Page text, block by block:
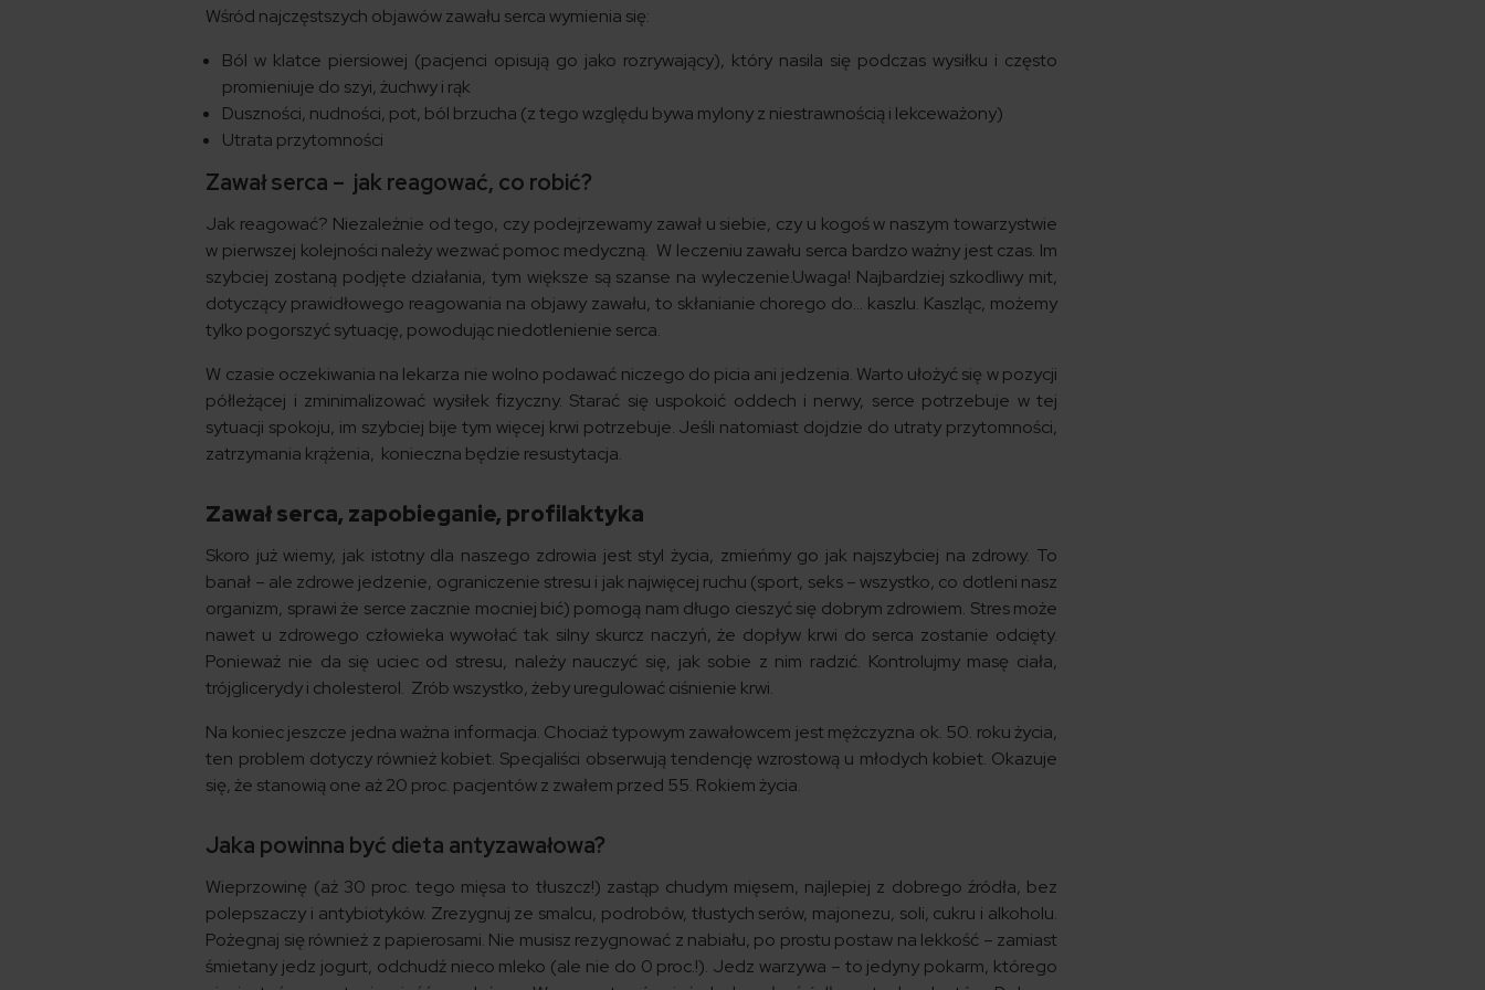
Wśród najczęstszych objawów zawału serca wymienia się:
Ból w klatce piersiowej (pacjenci opisują go jako rozrywający), który nasila się podczas wysiłku i często
promieniuje do szyi, żuchwy i rąk
Duszności, nudności, pot, ból brzucha (z tego względu bywa mylony z niestrawnością i lekceważony)
Utrata przytomności
Zawał serca – jak reagować, co robić?
Jak reagować? Niezależnie od tego, czy podejrzewamy zawał u siebie, czy u kogoś w naszym towarzystwie
w pierwszej kolejności należy wezwać pomoc medyczną. W leczeniu zawału serca bardzo ważny jest czas. Im
szybciej zostaną podjęte działania, tym większe są szanse na wyleczenie.Uwaga! Najbardziej szkodliwy mit,
dotyczący prawidłowego reagowania na objawy zawału, to skłanianie chorego do… kaszlu. Kaszląc, możemy
tylko pogorszyć sytuację, powodując niedotlenienie serca.
W czasie oczekiwania na lekarza nie wolno podawać niczego do picia ani jedzenia. Warto ułożyć się w pozycji
półleżącej i zminimalizować wysiłek fizyczny. Starać się uspokoić oddech i nerwy, serce potrzebuje w tej
sytuacji spokoju, im szybciej bije tym więcej krwi potrzebuje. Jeśli natomiast dojdzie do utraty przytomności,
zatrzymania krążenia, konieczna będzie resustytacja.
Zawał serca, zapobieganie, profilaktyka
Skoro już wiemy, jak istotny dla naszego zdrowia jest styl życia, zmieńmy go jak najszybciej na zdrowy. To
banał – ale zdrowe jedzenie, ograniczenie stresu i jak najwięcej ruchu (sport, seks – wszystko, co dotleni nasz
organizm, sprawi że serce zacznie mocniej bić) pomogą nam długo cieszyć się dobrym zdrowiem. Stres może
nawet u zdrowego człowieka wywołać tak silny skurcz naczyń, że dopływ krwi do serca zostanie odcięty.
Ponieważ nie da się uciec od stresu, należy nauczyć się, jak sobie z nim radzić. Kontrolujmy masę ciała,
trójglicerydy i cholesterol. Zrób wszystko, żeby uregulować ciśnienie krwi.
Na koniec jeszcze jedna ważna informacja. Chociaż typowym zawałowcem jest mężczyzna ok. 50. roku życia,
ten problem dotyczy również kobiet. Specjaliści obserwują tendencję wzrostową u młodych kobiet. Okazuje
się, że stanowią one aż 20 proc. pacjentów z zwałem przed 55. Rokiem życia.
Jaka powinna być dieta antyzawałowa?
Wieprzowinę (aż 30 proc. tego mięsa to tłuszcz!) zastąp chudym mięsem, najlepiej z dobrego źródła, bez
polepszaczy i antybiotyków. Zrezygnuj ze smalcu, podrobów, tłustych serów, majonezu, soli, cukru i alkoholu.
Pożegnaj się również z papierosami. Nie musisz rezygnować z nabiału, po prostu postaw na lekkość – zamiast
śmietany jedz jogurt, odchudź nieco mleko (ale nie do 0 proc.!). Jedz warzywa – to jedyny pokarm, którego